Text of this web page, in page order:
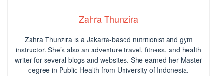
Zahra Thunzira
Zahra Thunzira is a Jakarta-based nutritionist and gym
instructor. She’s also an adventure travel, fitness, and health
writer for several blogs and websites. She earned her Master
degree in Public Health from University of Indonesia.